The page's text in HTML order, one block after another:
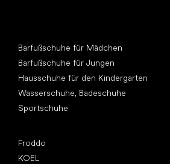
Barfußschuhe für Mädchen
Barfußschuhe für Jungen
Hausschuhe für den Kindergarten
Wasserschuhe, Badeschuhe
Sportschuhe
Froddo
KOEL